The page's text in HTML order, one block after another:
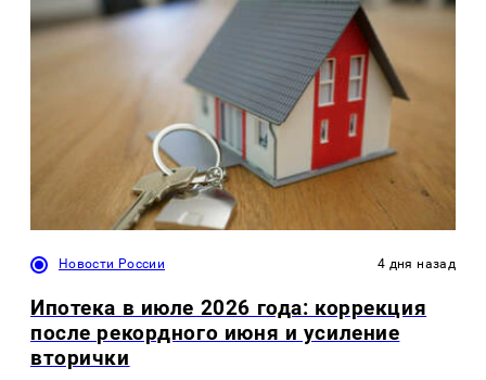
Новости России 4 дня назад
Ипотека в июле 2026 года: коррекция
после рекордного июня и усиление
вторички